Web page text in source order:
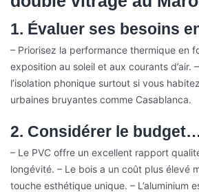
1. Évaluer ses besoins
– Priorisez la performance thermique en
exposition au soleil et aux courants d’air.
l’isolation phonique surtout si vous
urbaines bruyantes comme Casablanca.
2. Considérer le
– Le PVC offre un excellent rapport
longévité. – Le bois a un coût plus élevé
touche esthétique unique. – L’aluminium